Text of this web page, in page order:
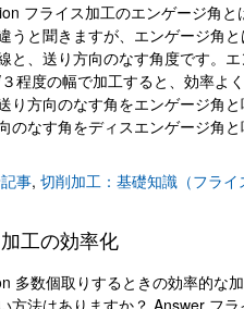
フライス加工のエンゲージ角
うと聞きますが、エンゲージ角
と、送り方向のなす角度です。
程度の幅で加工すると、効率よ
り方向のなす角をエンゲージ角
のなす角をディスエンゲージ角と
事, 切削加工：基礎知識（フライ
工の効率化
多数個取りするときの効率的な
方法はありますか？ Answer フ